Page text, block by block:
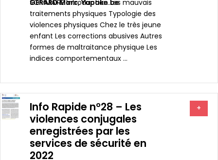
GERARD Marc,Yapake.be
SOMMAIRE Introduction Les mauvais
traitements physiques Typologie des
violences physiques Chez le très jeune
enfant Les corrections abusives Autres
formes de maltraitance physique Les
indices comportementaux ...
Info Rapide n°28 – Les
violences conjugales
enregistrées par les
services de sécurité en
2022
+